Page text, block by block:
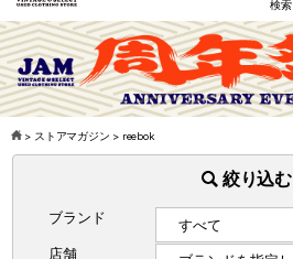
検索
> ストアマガジン > reebok
絞り込む
ブランド
店舗